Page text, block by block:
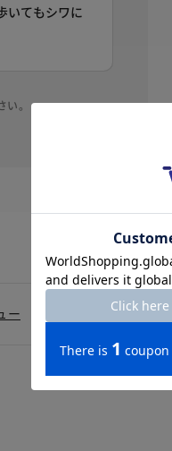
いてもシワに
。
ー